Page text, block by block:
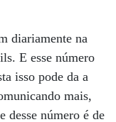
diariamente na
E esse número
isso pode da a
mais,
desse número é de